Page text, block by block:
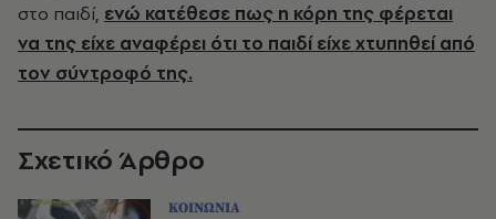
στο παιδί, ενώ κατέθεσε πως η κόρη της φέρεται
να της είχε αναφέρει ότι το παιδί είχε χτυπηθεί από
τον σύντροφό της.
Σχετικό Άρθρο
ΚΟΙΝΩΝΙΑ